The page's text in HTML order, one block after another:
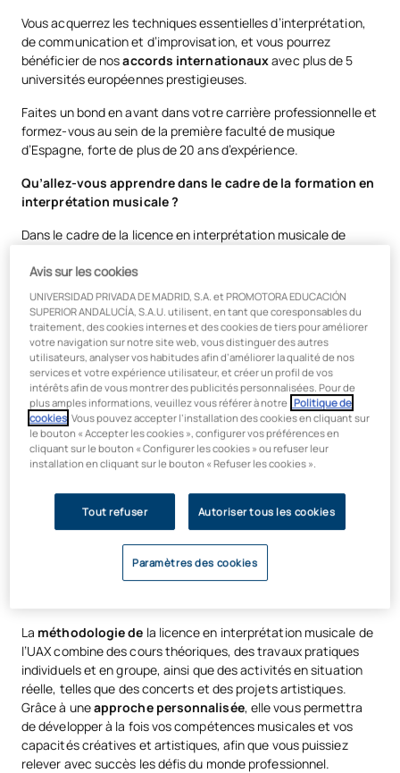
Vous acquerrez les techniques essentielles d’interprétation,
de communication et d’improvisation, et vous pourrez
bénéficier de nosaccords internationauxavec plus de 5
universités européennes prestigieuses.
Faites un bond en avant dans votre carrière professionnelle et
formez-vous au sein de la première faculté de musique
d’Espagne, forte de plus de 20 ans d’expérience.
Qu’allez-vous apprendre dans le cadre de la formation en
interprétation musicale ?
Dans le cadre de la licence en interprétation musicale de
pour la musique en une carrière professionnelle couronnée de
succès. Si vous souhaitez développer votre talent dans un
environnement dynamique et professionnel, ce programme
est fait pour vous. Tout au long de votre cursus de musique à
l’UAX, vous acquerrez une solide formation technique et
artistique qui vous permettra de vous démarquer dans le
monde de l’interprétation musicale.
Technique instrumentale et vocale avancée
Langage et théorie musicale
Interprétation en ensemble
Histoire de la musique classique
Perception auditive et analyse musicale
Improvisation et créativité musicale
Expression scénique et communication artistique
La méthodologie de la licence en interprétation musicale de
l’UAX combine des cours théoriques, des travaux pratiques
individuels et en groupe, ainsi que des activités en situation
réelle, telles que des concerts et des projets artistiques.
Grâce à uneapproche personnalisée, elle vous permettra
de développer à la fois vos compétences musicales et vos
capacités créatives et artistiques, afin que vous puissiez
relever avec succès les défis du monde professionnel.
Avis sur les cookies
UNIVERSIDAD PRIVADA DE MADRID, S.A. et PROMOTORA EDUCACIÓN
SUPERIOR ANDALUCÍA, S.A.U. utilisent, en tant que coresponsables du
traitement, des cookies internes et des cookies de tiers pour améliorer
votre navigation sur notre site web, vous distinguer des autres
utilisateurs, analyser vos habitudes afin d’améliorer la qualité de nos
services et votre expérience utilisateur, et créer un profil de vos
intérêts afin de vous montrer des publicités personnalisées. Pour de
plus amples informations, veuillez vous référer à notre Politique de
cookies . Vous pouvez accepter l’installation des cookies en cliquant sur
le bouton « Accepter les cookies », configurer vos préférences en
cliquant sur le bouton « Configurer les cookies » ou refuser leur
installation en cliquant sur le bouton « Refuser les cookies ».
Tout refuser Autoriser tous les cookies
Paramètres des cookies